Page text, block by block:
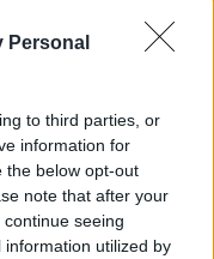
Personal
to third parties, or
information for
the below opt-out
note that after your
seeing
utilized by